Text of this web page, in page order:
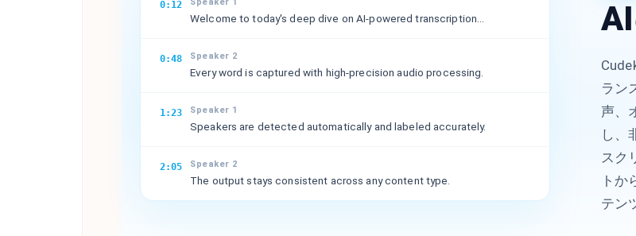
0:12
Welcome to today's deep dive on AI-powered transcription...
0:48 Speaker 2
Every word is captured with high-precision audio processing.
1:23 Speaker 1
Speakers are detected automatically and labeled accurately.
2:05 Speaker 2
The output stays consistent across any content type.
ラン
声、
し、
スク
トか
テン